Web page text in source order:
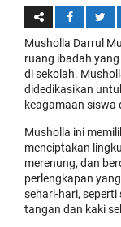
Musholla Darrul
ruang ibadah
di sekolah.
didedikasikan
keagamaan siswa
Musholla ini
menciptakan
merenung, dan
perlengkapan
sehari-hari, seperti
tangan dan kaki